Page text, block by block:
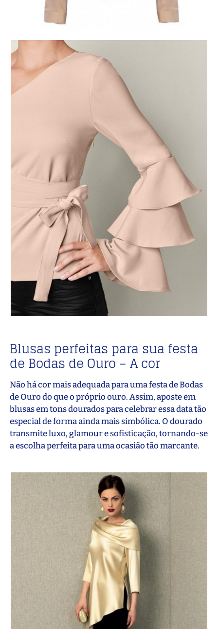
Blusas perfeitas para sua festa
de Bodas de Ouro – A cor
Não há cor mais adequada para uma festa de Bodas
de Ouro do que o próprio ouro. Assim, aposte em
blusas em tons dourados para celebrar essa data tão
especial de forma ainda mais simbólica. O dourado
transmite luxo, glamour e sofisticação, tornando-se
a escolha perfeita para uma ocasião tão marcante.